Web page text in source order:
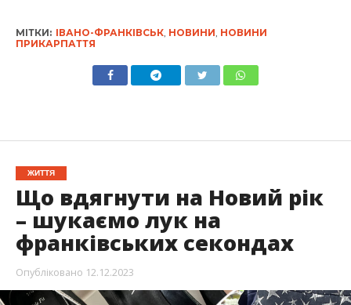
МІТКИ: ІВАНО-ФРАНКІВСЬК, НОВИНИ НОВИНИ
ПРИКАРПАТТЯ
ЖИТТЯ
Що вдягнути на Новий рік
– шукаємо лук на
франківських секондах
Опубліковано 12.12.2023